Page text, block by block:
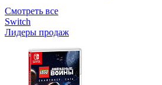
Смотреть все
Switch
Лидеры продаж